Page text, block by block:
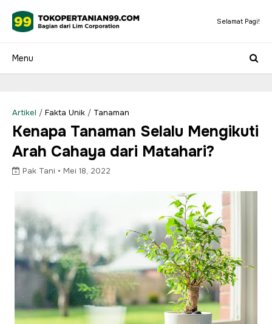
Selamat Pagi!
Artikel / Fakta Unik / Tanaman
Kenapa Tanaman Selalu Mengikuti
Arah Cahaya dari Matahari?
Pak Tani • Mei 18, 2022